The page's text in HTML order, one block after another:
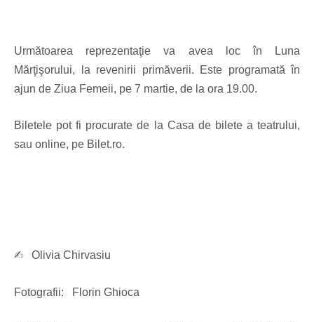
Următoarea reprezentaţie va avea loc în Luna
Mărţişorului, la revenirii primăverii. Este programată în
ajun de Ziua Femeii, pe 7 martie, de la ora 19.00.
Biletele pot fi procurate de la Casa de bilete a teatrului,
sau online, pe Bilet.ro.
✍︎ Olivia Chirvasiu
Fotografii: Florin Ghioca